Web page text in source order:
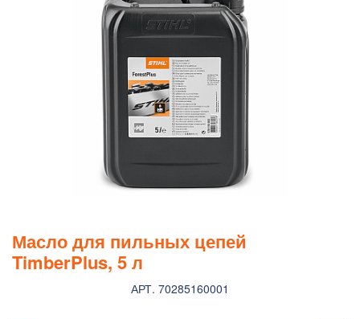
Масло для пильных цепей
TimberPlus, 5 л
АРТ. 70285160001